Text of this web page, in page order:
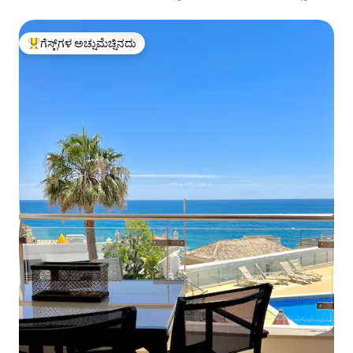
ಗೆಸ್ಟ್‌ಗಳಿಗೆ ಅತಿ ಹೆಚ್ಚು ಅಚ್ಚುಮೆಚ್ಚಿನದು
ಗೆಸ್ಟ್‌ಗಳ ಅಚ್ಚುಮೆಚ್ಚಿನದು